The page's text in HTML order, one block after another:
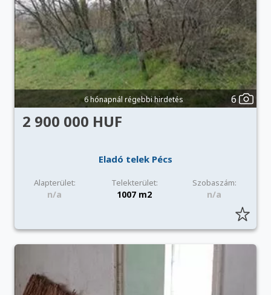
6 hónapnál régebbi hirdetés 6
2 900 000 HUF
Eladó telek Pécs
Alapterület: Telekterület: Szobaszám:
n/a 1007 m2 n/a